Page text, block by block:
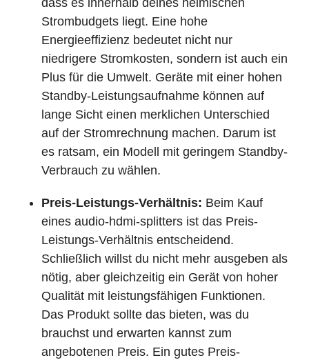
dass es innerhalb deines heimischen
Strombudgets liegt. Eine hohe
Energieeffizienz bedeutet nicht nur
niedrigere Stromkosten, sondern ist auch ein
Plus für die Umwelt. Geräte mit einer hohen
Standby-Leistungsaufnahme können auf
lange Sicht einen merklichen Unterschied
auf der Stromrechnung machen. Darum ist
es ratsam, ein Modell mit geringem Standby-
Verbrauch zu wählen.
Preis-Leistungs-Verhältnis: Beim Kauf
eines audio-hdmi-splitters ist das Preis-
Leistungs-Verhältnis entscheidend.
Schließlich willst du nicht mehr ausgeben als
nötig, aber gleichzeitig ein Gerät von hoher
Qualität mit leistungsfähigen Funktionen.
Das Produkt sollte das bieten, was du
brauchst und erwarten kannst zum
angebotenen Preis. Ein gutes Preis-